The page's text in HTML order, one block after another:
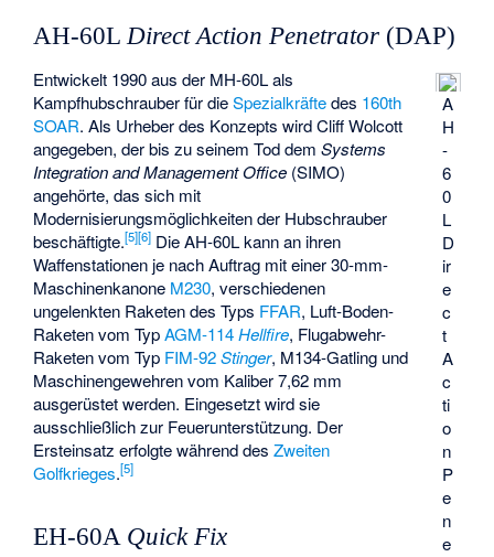
AH-60LDirect Action Penetrator (DAP)
A
H
-
6
0
L
D
ir
e
c
t
A
c
ti
o
n
P
e
n
e
Entwickelt 1990 aus der MH-60L als
Kampfhubschrauber für dieSpezialkräftedes 160th
SOAR. Als Urheber des Konzepts wird Cliff Wolcott
angegeben, der bis zu seinem Tod demSystems
Integration and Management Office (SIMO)
angehörte, das sich mit
Modernisierungsmöglichkeiten der Hubschrauber
beschäftigte.[5][6] Die AH-60L kann an ihren
Waffenstationen je nach Auftrag mit einer 30-mm-
Maschinenkanone M230, verschiedenen
ungelenkten Raketen des Typs FFAR, Luft-Boden-
Raketen vom TypAGM-114Hellfire, Flugabwehr-
Raketen vom Typ FIM-92Stinger, M134-Gatling und
Maschinengewehren vom Kaliber 7,62 mm
ausgerüstet werden. Eingesetzt wird sie
ausschließlich zur Feuerunterstützung. Der
Ersteinsatz erfolgte während desZweiten
Golfkrieges.[5]
EH-60A Quick Fix